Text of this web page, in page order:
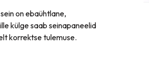
on ebaühtlane,
külge saab seinapaneelid
korrektse tulemuse.